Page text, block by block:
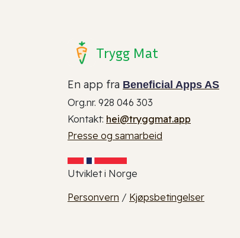
Trygg Mat
En app fra Beneficial Apps AS
Org.nr. 928 046 303
Kontakt: hei@tryggmat.app
Presse og samarbeid
Utviklet i Norge
Personvern / Kjøpsbetingelser